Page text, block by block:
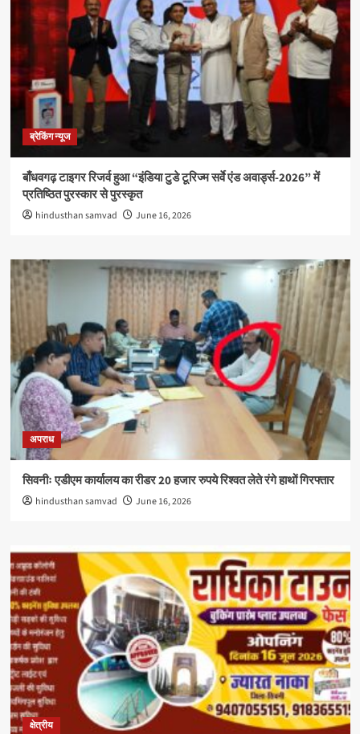
ब्रेकिंग न्यूज
बाँधवगढ़ टाइगर रिजर्व हुआ “इंडिया टुडे टूरिज्म सर्वे एंड अवार्ड्स-2026” में
प्रतिष्ठित पुरस्कार से पुरस्कृत
hindusthan samvad June 16, 2026
अपराध
सिवनीः एडीएम कार्यालय का रीडर 20 हजार रुपये रिश्वत लेते रंगे हाथों गिरफ्तार
hindusthan samvad June 16, 2026
क्षेत्रीय